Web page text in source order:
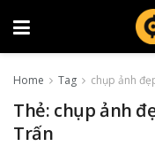
Home Tag chụp ảnh
Thẻ: chụp ảnh
Trấn